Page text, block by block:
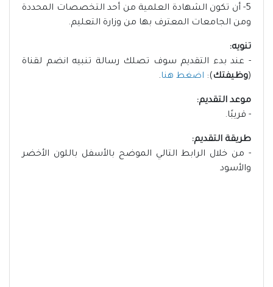
5- أن تكون الشهادة العلمية من أحد التخصصات المحددة
ومن الجامعات المعترف بها من وزارة التعليم.
تنويه:
- عند بدء التقديم سوف تصلك رسالة تنبيه انضم لقناة
(وظيفتك): اضغط هنا.
موعد التقديم:
- قريبًا.
طريقة التقديم:
- من خلال الرابط التالي الموضح بالأسفل باللون الأخضر
والأسود